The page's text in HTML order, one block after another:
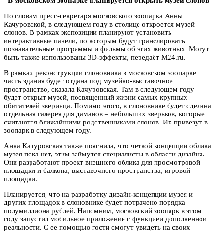
По словам пресс-секретаря московского зоопарка Анны
Качуровской, в следующем году в столице откроется музей
слонов. В рамках экспозиции планируют установить
интерактивные панели, по которым будут транслировать
познавательные программы и фильмы об этих животных. Могут
быть также использованы 3D-эффекты, передаёт M24.ru.
В рамках реконструкции слоновника в московском зоопарке
часть здания будет отдана под музейно-выставочное
пространство, сказала Качуровская. Там в следующем году
будет открыт музей, посвященный жизни самых крупных
обитателей зверинца. Помимо этого, в слоновнике будет сделана
отдельная галерея для даманов – небольших зверьков, которые
считаются ближайшими родственниками слонов. Их привезут в
зоопарк в следующем году.
Анна Качуровская также пояснила, что четкой концепции облика
музея пока нет, этим займутся специалисты в области дизайна.
Они разработают проект внешнего облика для просмотровой
площадки и балкона, выставочного пространства, игровой
площадки.
Планируется, что на разработку дизайн-концепции музея и
других площадок в слоновнике будет потрачено порядка
полумиллиона рублей. Напомним, московский зоопарк в этом
году запустил мобильное приложение с функцией дополненной
реальности. С ее помощью гости смогут увидеть на своих